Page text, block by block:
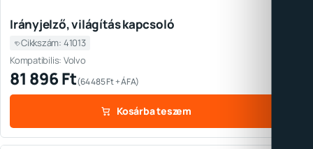
Irányjelző, világítás kapcsoló
Cikkszám: 41013
Kompatibilis: Volvo
81 896Ft(64 485Ft+ ÁFA)
Kosárba teszem